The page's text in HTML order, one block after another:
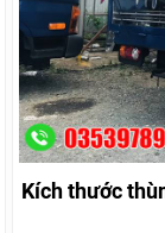
Kích thước